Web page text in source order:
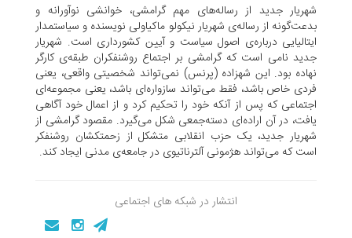
شهریار جدید از رساله‌های مهم گرامشی، خوانشی نوآورانه و
بدعت‌گونه از رساله‌ی شهریار نیکولو ماکیاولی نویسنده و سیاستمدار
ایتالیایی درباره‌ی اصول سیاست و آیین کشورداری است. شهریار
جدید نامی است که گرامشی بر اجتماع روشنفکران طبقه‌ی کارگر
نهاده بود. این شهزاده (پرنس) نمی‌تواند شخصیتی واقعی، یعنی
فردی خاص باشد، فقط می‌تواند سازواره‌ای باشد، یعنی مجموعه‌ای
اجتماعی که پس از آنکه خود را تحکیم کرد و از اعمال خود آگاهی
یافت، در آن اراده‌ای دسته‌جمعی شکل می‌گیرد. مقصود گرامشی از
شهریار جدید، یک حزب انقلابی متشکل از زحمتکشان روشنفکر
است که می‌تواند هژمونی آلترناتیوی در جامعه‌ی مدنی ایجاد کند.
انتشار در شبکه های اجتماعی